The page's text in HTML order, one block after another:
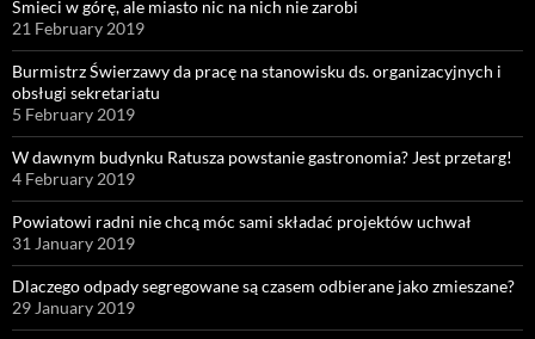
Śmieci w górę, ale miasto nic na nich nie zarobi
21 February 2019
Burmistrz Świerzawy da pracę na stanowisku ds. organizacyjnych i
obsługi sekretariatu
5 February 2019
W dawnym budynku Ratusza powstanie gastronomia? Jest przetarg!
4 February 2019
Powiatowi radni nie chcą móc sami składać projektów uchwał
31 January 2019
Dlaczego odpady segregowane są czasem odbierane jako zmieszane?
29 January 2019